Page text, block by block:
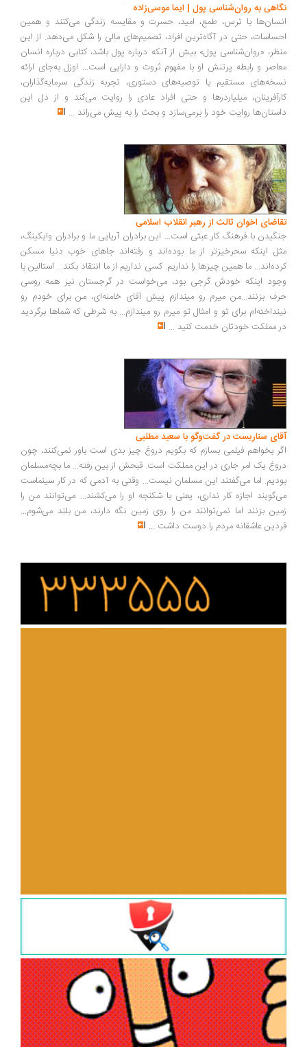
به روان‌شناسی پول | ایما موسی‌زاده
با ترس، طمع، امید، حسرت و مقایسه زندگی می‌کنند و همین
حتی در آگاه‌ترین افراد، تصمیم‌های مالی را شکل می‌دهد. از این
«روان‌شناسی پول» بیش از آنکه درباره پول باشد، کتابی درباره انسان
و رابطه پرتنش او با مفهوم ثروت و دارایی است... اوزل به‌جای ارائه
مستقیم یا توصیه‌های دستوری، تجربه زندگی سرمایه‌گذاران،
میلیاردرها و حتی افراد عادی را روایت می‌کند و از دل این
روایت خود را برمی‌سازد و بحث را به پیش می‌راند ...
اخوان ثالث از رهبر انقلاب اسلامی
با فرهنگ کار عبثی است... این برادران آریایی ما و برادران وایکینگ،
اینکه سحرخیزتر از ما بوده‌اند و رفته‌اند جاهای خوب دنیا مسکن
ما همین چیزها را نداریم. کسی نداریم از ما انتقاد بکند... استالین با
اینکه خودش گرجی بود، می‌خواست در گرجستان نیز همه روسی
بزنند...من میرم رو میندازم پیش آقای خامنه‌ای، من برای خودم رو
برای تو و امثال تو میرم رو میندازم... به شرطی که شماها برگردید
مملکت خودتان خدمت کنید...
سناریست در گفت‌وگو با سعید مطلبی
بخواهم فیلمی بسازم که بگویم دروغ چیز بدی است باور نمی‌کنند، چون
یک امر جاری در این مملکت است. قبحش از بین رفته... ما بچه‌مسلمان
اما می‌گفتند این مسلمان نیست... وقتی به آدمی که در کار سینماست
اجازه کار نداری، یعنی با شکنجه او را می‌کشند... می‌توانند من را
بزنند اما نمی‌توانند من را روی زمین نگه دارند، من بلند می‌شوم...
عاشقانه مردم را دوست داشت ...